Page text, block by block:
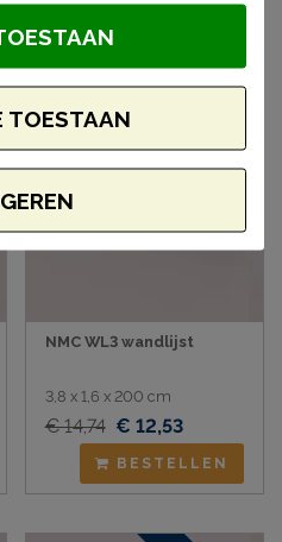
Aanbieding
NMC WL3 wandlijst
3,8 x 1,6 x 200 cm
€ 14,74 € 12,53
BESTELLEN
TOESTAAN